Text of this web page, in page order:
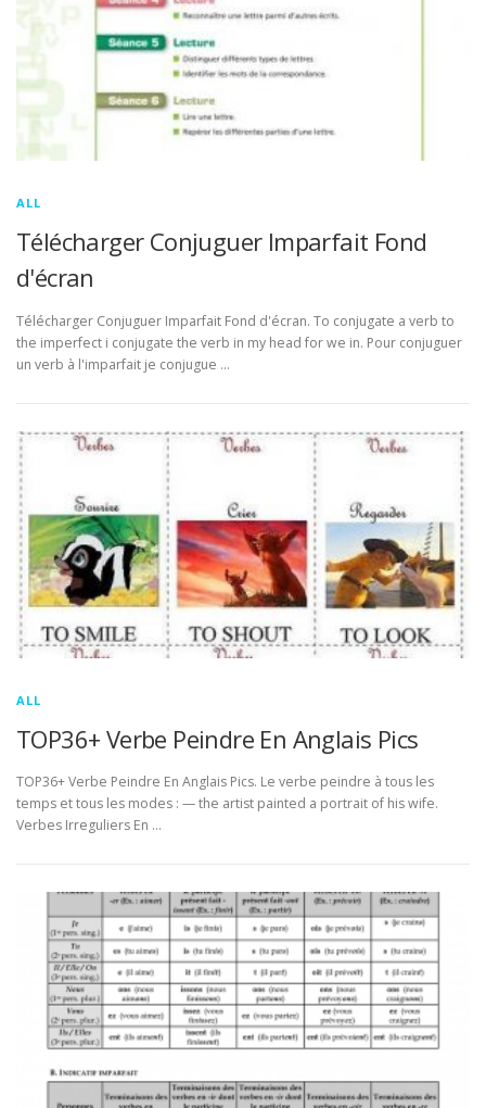
ALL
Télécharger Conjuguer Imparfait Fond
d'écran
Télécharger Conjuguer Imparfait Fond d'écran. To conjugate a verb to
the imperfect i conjugate the verb in my head for we in. Pour conjuguer
un verb à l'imparfait je conjugue …
ALL
TOP36+ Verbe Peindre En Anglais Pics
TOP36+ Verbe Peindre En Anglais Pics. Le verbe peindre à tous les
temps et tous les modes : — the artist painted a portrait of his wife.
Verbes Irreguliers En …